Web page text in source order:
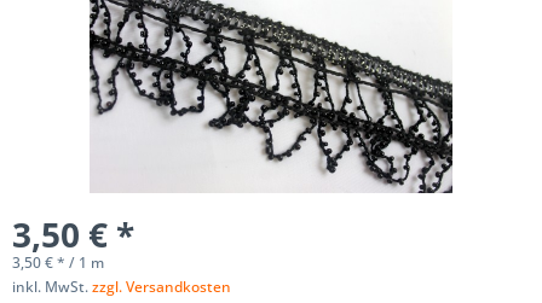
3,50 € *
3,50 € * / 1 m
inkl. MwSt.zzgl. Versandkosten